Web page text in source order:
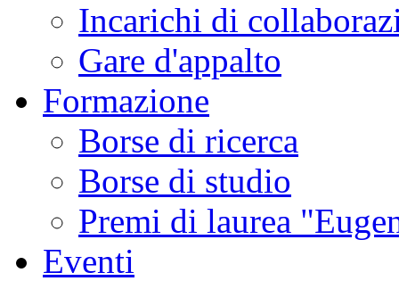
Incarichi di
Gare d'appalto
Formazione
Borse di ricerca
Borse di studio
Premi di laurea
Eventi